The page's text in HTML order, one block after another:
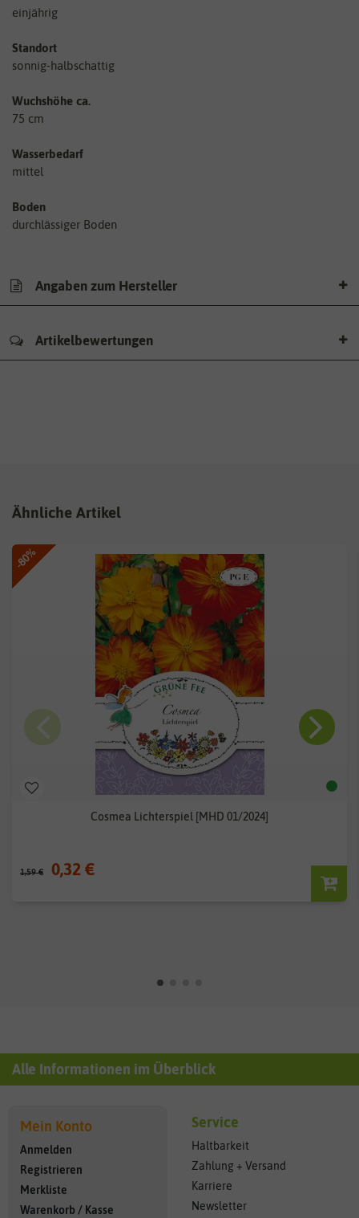
einjährig
Standort
sonnig-halbschattig
Wuchshöhe ca.
75 cm
Wasserbedarf
mittel
Boden
durchlässiger Boden
Angaben zum Hersteller
Artikelbewertungen
Ähnliche Artikel
-80%
Cosmea Lichterspiel [MHD 01/2024]
1,59 € 0,32 €
Alle Informationen im Überblick
Mein Konto
Anmelden
Registrieren
Merkliste
Warenkorb / Kasse
Service
Haltbarkeit
Zahlung + Versand
Karriere
Newsletter